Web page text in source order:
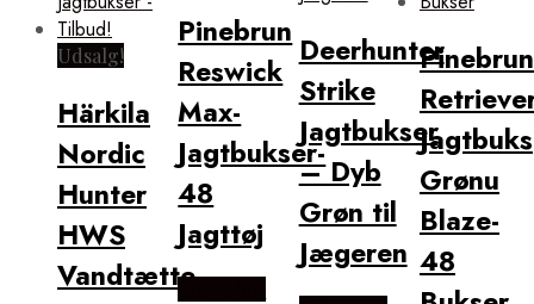
Udsalg!
Härkila
Nordic
Hunter
HWS
Vandtætte
Pinebrun
Reswick
Max-
Jagtbukser-
48
Jagttøj
Deerhunter
Strike
Jagtbukser
– Dyb
Grøn til
Jægeren
Pinebrun
Jagtbuks
Grønu
Blaze-
48